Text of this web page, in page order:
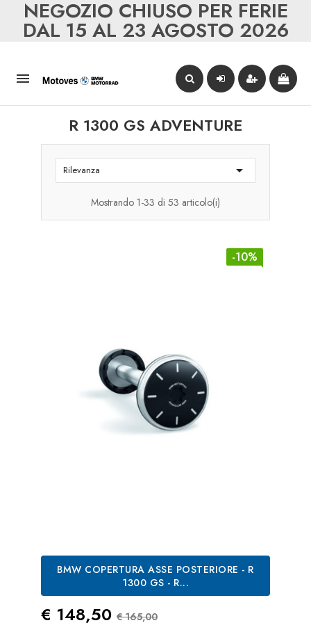
NEGOZIO CHIUSO PER FERIE
DAL 15 AL 23 AGOSTO 2026

R 1300 GS ADVENTURE
Rilevanza 
Mostrando 1-33 di 53 articolo(i)
-10%
BMW COPERTURA ASSE POSTERIORE - R
1300 GS - R...
Prezzo
€ 148,50 Prezzo Standard
€ 165,00